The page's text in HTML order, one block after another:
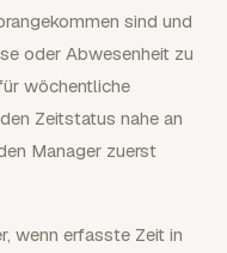
sind und
oder Abwesenheit zu
wöchentliche
Zeitstatus nahe an
Manager zuerst
wenn erfasste Zeit in